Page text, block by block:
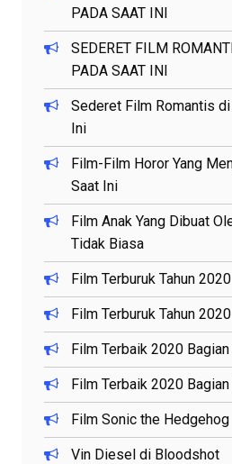
PADA SAAT INI
SEDERET FILM
PADA SAAT INI
Sederet Film Romantis
Ini
Film-Film Horor Yang
Saat Ini
Film Anak Yang Dibuat
Tidak Biasa
Film Terburuk Tahun
Film Terburuk Tahun
Film Terbaik 2020 Bagian
Film Terbaik 2020 Bagian
Film Sonic the Hedgehog
Vin Diesel di Bloodshot